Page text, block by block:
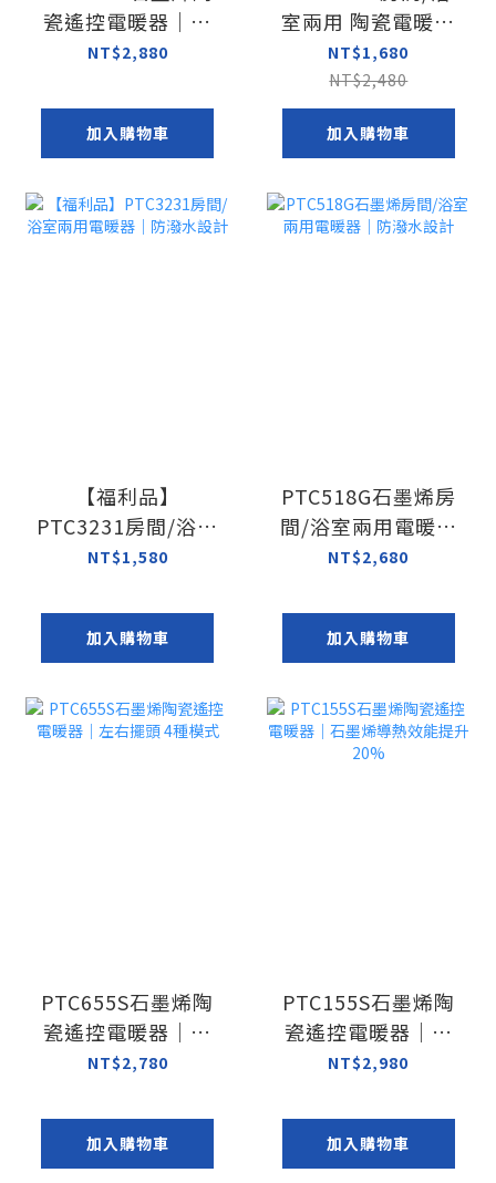
瓷遙控電暖器｜高
效能DC馬達
NT$2,880
加入購物車
室兩用 陶瓷電暖器
｜電子式
NT$1,680
NT$2,480
加入購物車
【福利品】
PTC3231房間/浴室
兩用電暖器｜防潑
NT$1,580
加入購物車
PTC518G石墨烯房
間/浴室兩用電暖器
｜防潑水設計
NT$2,680
加入購物車
PTC655S石墨烯陶
瓷遙控電暖器｜左
右擺頭 4種模式
NT$2,780
加入購物車
PTC155S石墨烯陶
瓷遙控電暖器｜石
墨烯導熱效能提升
NT$2,980
加入購物車